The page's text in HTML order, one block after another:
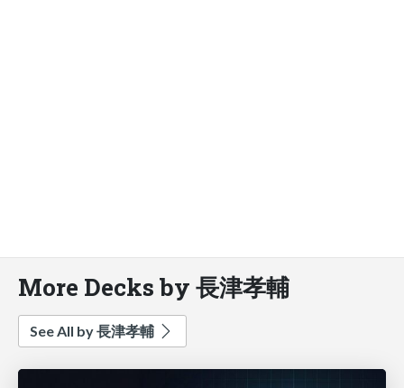
More Decks by 長津孝輔
See All by 長津孝輔